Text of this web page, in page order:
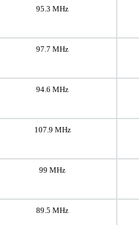
95.3 MHz
97.7 MHz
94.6 MHz
107.9 MHz
99 MHz
89.5 MHz